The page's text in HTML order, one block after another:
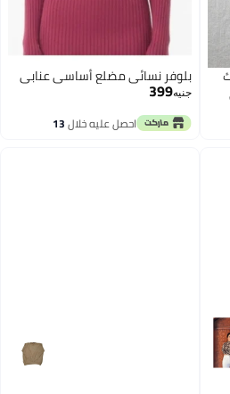
بلوفر نسائي مضلع أساسي عنابي
جنيه399
احصل عليه خلال13
اغسطس